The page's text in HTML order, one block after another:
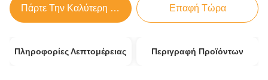
Πάρτε Την Καλύτερη Τιμή Επαφή Τώρα
Πληροφορίες Λεπτομέρειας Περιγραφή Προϊόντων